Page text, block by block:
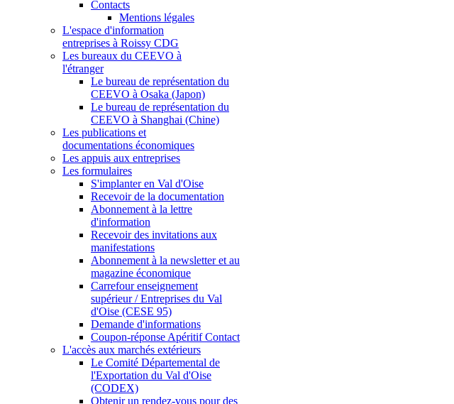
Contacts
Mentions légales
L'espace d'information
entreprises à Roissy CDG
Les bureaux du CEEVO à
l'étranger
Le bureau de représentation du
CEEVO à Osaka (Japon)
Le bureau de représentation du
CEEVO à Shanghai (Chine)
Les publications et
documentations économiques
Les appuis aux entreprises
Les formulaires
S'implanter en Val d'Oise
Recevoir de la documentation
Abonnement à la lettre
d'information
Recevoir des invitations aux
manifestations
Abonnement à la newsletter et au
magazine économique
Carrefour enseignement
supérieur / Entreprises du Val
d'Oise (CESE 95)
Demande d'informations
Coupon-réponse Apéritif Contact
L'accès aux marchés extérieurs
Le Comité Départemental de
l'Exportation du Val d'Oise
(CODEX)
Obtenir un rendez-vous pour des